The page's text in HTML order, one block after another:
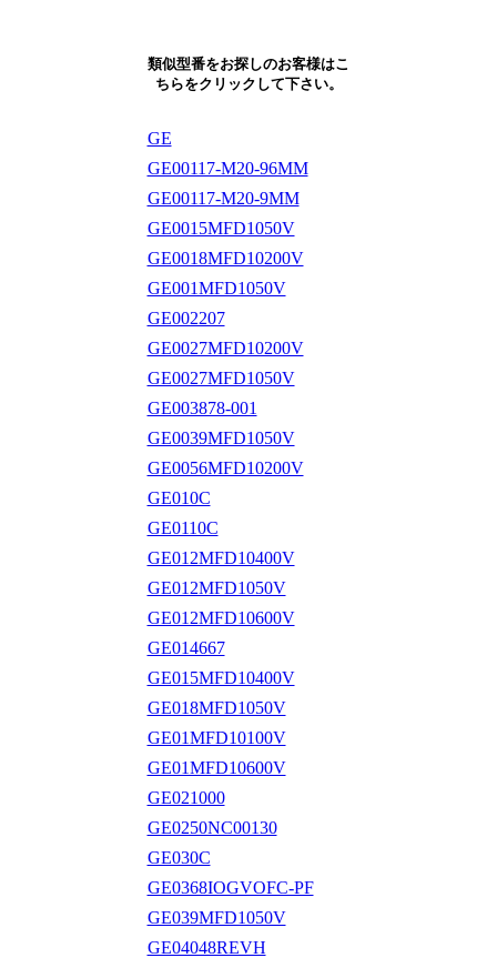
類似型番をお探しのお客様はこ
ちらをクリックして下さい。
GE
GE00117-M20-96MM
GE00117-M20-9MM
GE0015MFD1050V
GE0018MFD10200V
GE001MFD1050V
GE002207
GE0027MFD10200V
GE0027MFD1050V
GE003878-001
GE0039MFD1050V
GE0056MFD10200V
GE010C
GE0110C
GE012MFD10400V
GE012MFD1050V
GE012MFD10600V
GE014667
GE015MFD10400V
GE018MFD1050V
GE01MFD10100V
GE01MFD10600V
GE021000
GE0250NC00130
GE030C
GE0368IOGVOFC-PF
GE039MFD1050V
GE04048REVH